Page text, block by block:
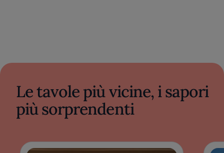
Le tavole più vicine, i sapori
più sorprendenti